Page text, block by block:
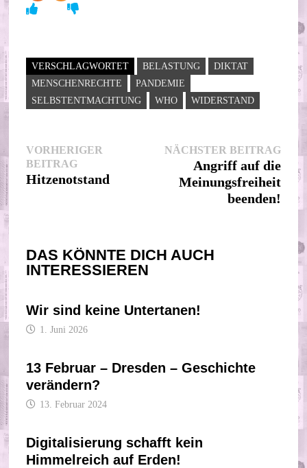
VERSCHLAGWORTET BELASTUNG
DIKTAT
MENSCHENRECHTE
PANDEMIE
SELBSTENTMACHTUNG
WHO WIDERSTAND
Beitragsnavigation
VORHERIGER
BEITRAGVorheriger
Beitrag:
Hitzenotstand
NÄCHSTER BEITRAG
Angriff auf die
Meinungsfreiheit
beenden!
DAS KÖNNTE DICH AUCH
INTERESSIEREN
Wir sind keine Untertanen!
1. Juni 2026
13 Februar – Dresden – Geschichte
verändern?
13. Februar 2024
Digitalisierung schafft kein
Himmelreich auf Erden!